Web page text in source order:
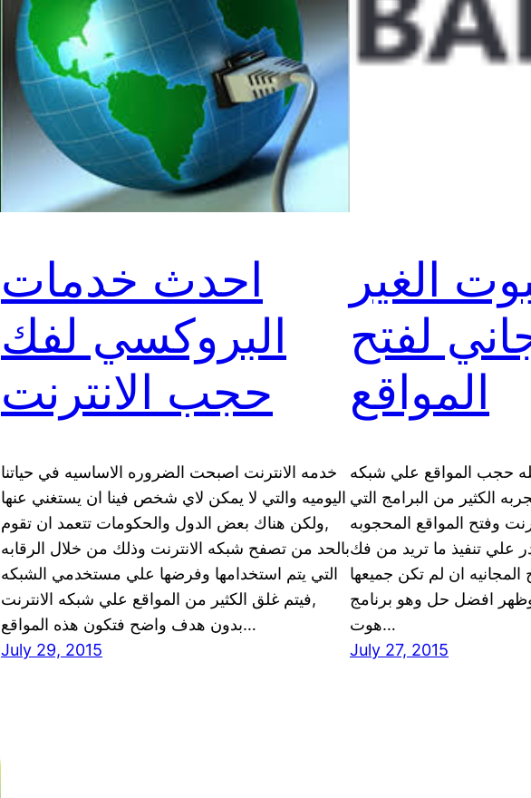
احدث خدمات
البروكسي لفك
حجب الانترنت
خدمه الانترنت اصبحت الضروره الاساسيه في حياتنا
اليوميه والتي لا يمكن لاي شخص فينا ان يستغني عنها
,ولكن هناك بعض الدول والحكومات تتعمد ان تقوم
بالحد من تصفح شبكه الانترنت وذلك من خلال الرقابه
التي يتم استخدامها وفرضها علي مستخدمي الشبكه
,فيتم غلق الكثير من المواقع علي شبكه الانترنت
بدون هدف واضح فتكون هذه المواقع…
July 29, 2015
الغير
لفتح
المواقع
حجب المواقع علي شبكه
الكثير من البرامج التي
وفتح المواقع المحجوبه
علي تنفيذ ما تريد من فك
ان لم تكن جميعها
,وظهر افضل حل وهو برنامج
هوت…
July 27, 2015